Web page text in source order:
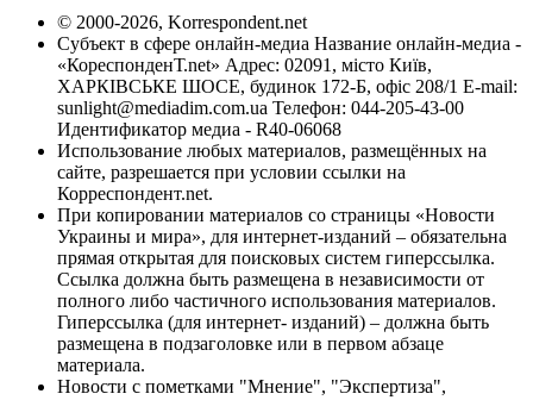
© 2000-2026, Korrespondent.net
Субъект в сфере онлайн-медиа Название онлайн-медиа -
«КореспонденТ.net» Адрес: 02091, місто Київ,
ХАРКІВСЬКЕ ШОСЕ, будинок 172-Б, офіс 208/1 E-mail:
sunlight@mediadim.com.ua Телефон: 044-205-43-00
Идентификатор медиа - R40-06068
Использование любых материалов, размещённых на
сайте, разрешается при условии ссылки на
Корреспондент.net.
При копировании материалов со страницы «Новости
Украины и мира», для интернет-изданий – обязательна
прямая открытая для поисковых систем гиперссылка.
Ссылка должна быть размещена в независимости от
полного либо частичного использования материалов.
Гиперссылка (для интернет- изданий) – должна быть
размещена в подзаголовке или в первом абзаце
материала.
Новости с пометками "Мнение", "Экспертиза",